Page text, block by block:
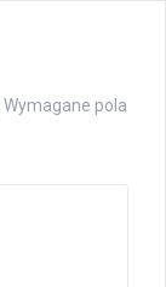
Wymagane pola